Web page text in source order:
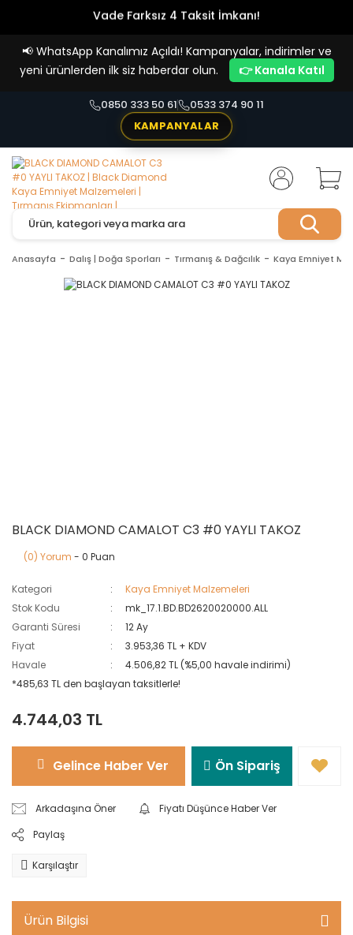
Vade Farksız 4 Taksit İmkanı!
📢 WhatsApp Kanalımız Açıldı! Kampanyalar, indirimler ve
yeni ürünlerden ilk siz haberdar olun.
👉 Kanala Katıl
0850 333 50 61
0533 374 90 11
KAMPANYALAR
Anasayfa Dalış | Doğa Sporları Tırmanış & Dağcılık Kaya Emniyet
BLACK DIAMOND CAMALOT C3 #0 YAYLI TAKOZ
(0) Yorum - 0 Puan
Kategori
Kaya Emniyet Malzemeleri
Stok Kodu
mk_17.1.BD.BD2620020000.ALL
Garanti Süresi
12 Ay
Fiyat
3.953,36 TL + KDV
Havale
4.506,82 TL (%5,00 havale indirimi)
*485,63 TL den başlayan taksitlerle!
4.744,03 TL
Gelince Haber Ver Ön Sipariş
Arkadaşına Öner
Fiyatı Düşünce Haber Ver
Paylaş
Karşılaştır
Ürün Bilgisi